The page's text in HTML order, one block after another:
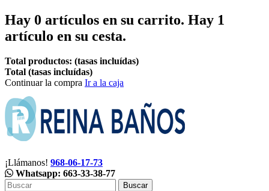
Hay 0 artículos en su carrito. Hay 1
artículo en su cesta.
Total productos: (tasas incluídas)
Total (tasas incluídas)
Continuar la compra Ir a la caja
¡Llámanos! 968-06-17-73
Whatsapp: 663-33-38-77
Buscar